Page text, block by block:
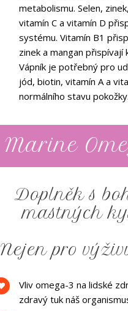
metabolismu. Selen,
vitamín C a vitamín D
systému. Vitamín B1
zinek a mangan přispívají
Vápník je potřebný pro
jód, biotin, vitamín A a
normálního stavu pokožky.
Marine
Doplněk s
mastných
Nejen pro
Vliv omega-3 na lidské
zdravý tuk náš